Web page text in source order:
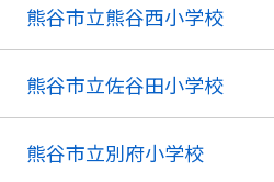
熊谷市立熊谷西小学校
熊谷市立佐谷田小学校
熊谷市立別府小学校